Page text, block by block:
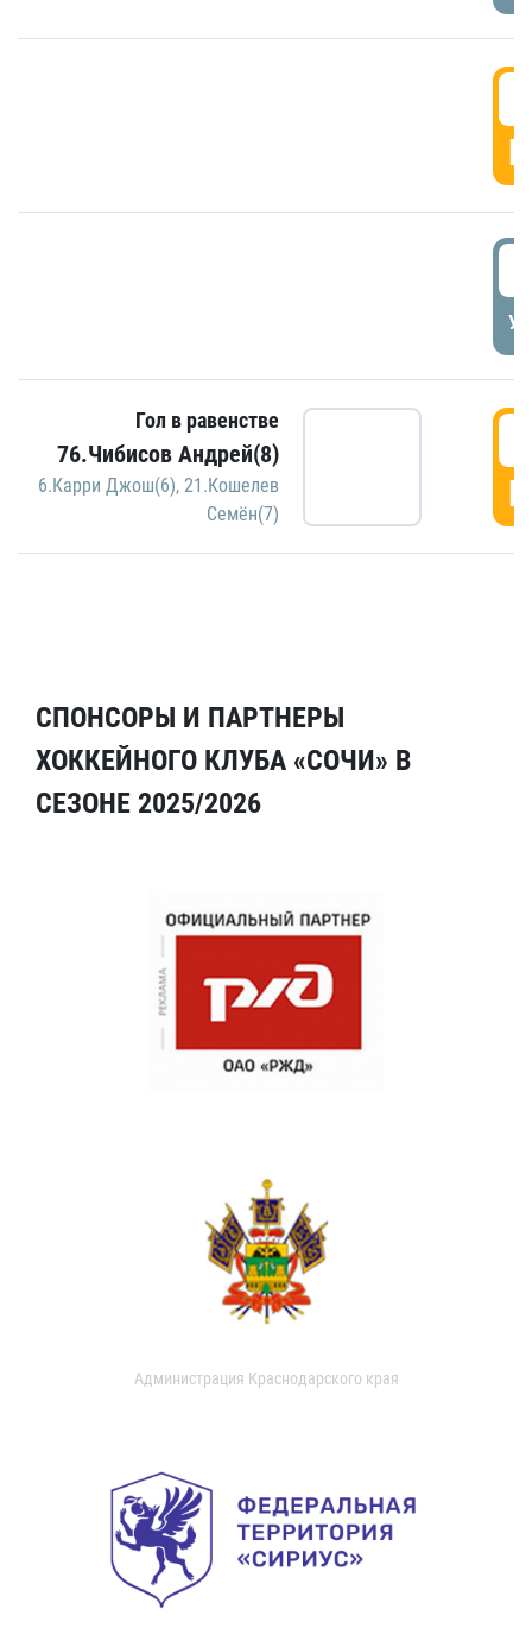
Гол в равенстве
76.Чибисов Андрей(8)
6.Карри Джош(6), 21.Кошелев
Семён(7)
СПОНСОРЫ И ПАРТНЕРЫ
ХОККЕЙНОГО КЛУБА «СОЧИ» В
СЕЗОНЕ 2025/2026
Администрация Краснодарского края